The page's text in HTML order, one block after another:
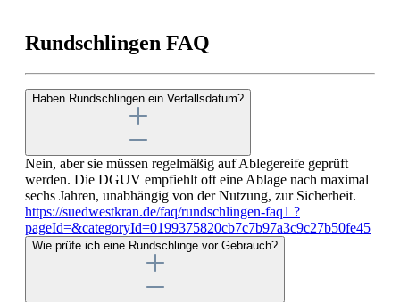
Rundschlingen FAQ
Haben Rundschlingen ein Verfallsdatum?
Nein, aber sie müssen regelmäßig auf Ablegereife geprüft
werden. Die DGUV empfiehlt oft eine Ablage nach maximal
sechs Jahren, unabhängig von der Nutzung, zur Sicherheit.
https://suedwestkran.de/faq/rundschlingen-faq1 ?
pageId=&categoryId=0199375820cb7c7b97a3c9c27b50fe45
Wie prüfe ich eine Rundschlinge vor Gebrauch?